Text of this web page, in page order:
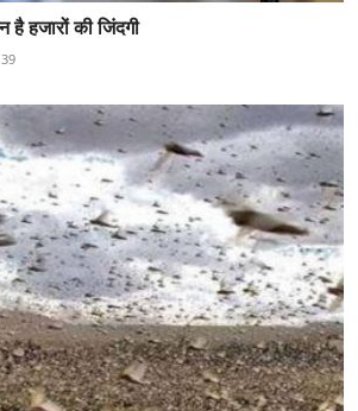
हजारों की जिंदगी
39